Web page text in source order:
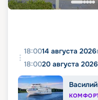
18:0014 августа 2026
18:0020 августа 2026